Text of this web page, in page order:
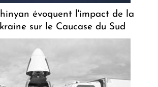
évoquent l'impact de la
sur le Caucase du Sud